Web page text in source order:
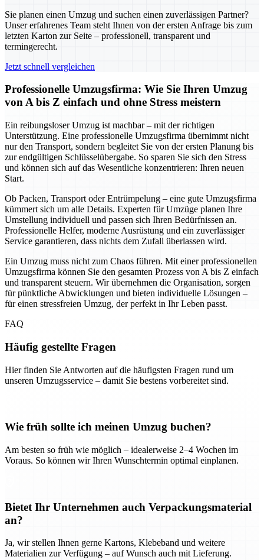
Sie planen einen Umzug und suchen einen zuverlässigen Partner?
Unser erfahrenes Team steht Ihnen von der ersten Anfrage bis zum
letzten Karton zur Seite – professionell, transparent und
termingerecht.
Jetzt schnell vergleichen
Professionelle Umzugsfirma: Wie Sie Ihren Umzug
von A bis Z einfach und ohne Stress meistern
Ein reibungsloser Umzug ist machbar – mit der richtigen
Unterstützung. Eine professionelle Umzugsfirma übernimmt nicht
nur den Transport, sondern begleitet Sie von der ersten Planung bis
zur endgültigen Schlüsselübergabe. So sparen Sie sich den Stress
und können sich auf das Wesentliche konzentrieren: Ihren neuen
Start.
Ob Packen, Transport oder Entrümpelung – eine gute Umzugsfirma
kümmert sich um alle Details. Experten für Umzüge planen Ihre
Umstellung individuell und passen sich Ihren Bedürfnissen an.
Professionelle Helfer, moderne Ausrüstung und ein zuverlässiger
Service garantieren, dass nichts dem Zufall überlassen wird.
Ein Umzug muss nicht zum Chaos führen. Mit einer professionellen
Umzugsfirma können Sie den gesamten Prozess von A bis Z einfach
und transparent steuern. Wir übernehmen die Organisation, sorgen
für pünktliche Abwicklungen und bieten individuelle Lösungen –
für einen stressfreien Umzug, der perfekt in Ihr Leben passt.
FAQ
Häufig gestellte Fragen
Hier finden Sie Antworten auf die häufigsten Fragen rund um
unseren Umzugsservice – damit Sie bestens vorbereitet sind.
Wie früh sollte ich meinen Umzug buchen?
Am besten so früh wie möglich – idealerweise 2–4 Wochen im
Voraus. So können wir Ihren Wunschtermin optimal einplanen.
Bietet Ihr Unternehmen auch Verpackungsmaterial
an?
Ja, wir stellen Ihnen gerne Kartons, Klebeband und weitere
Materialien zur Verfügung – auf Wunsch auch mit Lieferung.